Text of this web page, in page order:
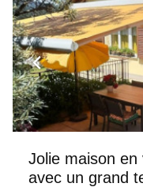
Jolie maison
avec un grand